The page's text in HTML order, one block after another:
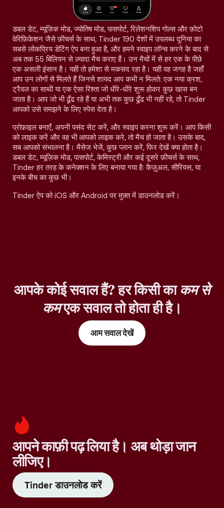
डबल डेट, म्यूज़िक मोड, ज्योतिष मोड, पासपोर्ट, रिलेशनशिप गोल्स और फ़ोटो
वेरिफ़िकेशन जैसे फ़ीचर्स के साथ, Tinder 190 देशों में उपलब्ध दुनिया का
सबसे लोकप्रिय डेटिंग ऐप बना हुआ है, और हमने स्वाइप लॉन्च करने के बाद से
अब तक 55 बिलियन से ज़्यादा मैच कराए हैं। उन मैचों में से हर एक के पीछे
एक असली इंसान है। यही तो हमेशा से मकसद रहा है। यही वह जगह है जहाँ
आप उन लोगों से मिलते हैं जिनसे शायद आप कभी न मिलते: एक नया क्रश,
ट्रैवल का साथी या एक ऐसा रिश्ता जो धीरे-धीरे शुरू होकर कुछ खास बन
जाता है। आप जो भी ढूँढ रहे हैं या अभी तक कुछ ढूँढ भी नहीं रहे, तो Tinder
आपको उसे समझने के लिए स्पेस देता है।
प्रोफ़ाइल बनाएँ, अपनी पसंद सेट करें, और स्वाइप करना शुरू करें। आप किसी
को लाइक करें और वह भी आपको लाइक करे, तो मैच हो जाता है। उसके बाद,
सब आपको संभालना है। मैसेज भेजें, कुछ प्लान करें, फिर देखें क्या होता है।
डबल डेट, म्यूज़िक मोड, पासपोर्ट, केमिस्ट्री और कई दूसरे फ़ीचर्स के साथ,
Tinder हर तरह के कनेक्शन के लिए बनाया गया है: कैज़ुअल, सीरियस, या
इनके बीच का कुछ भी।
Tinder ऐप को iOS और Android पर मुफ़्त में डाउनलोड करें।
आपके कोई सवाल हैं? हर किसी काकम से
कमएक सवाल तो होता ही है।
आम सवाल देखें
आपने काफ़ी पढ़ लिया है। अब थोड़ा जान
लीजिए।
Tinder डाउनलोड करें